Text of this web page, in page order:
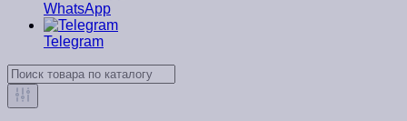
WhatsApp
Telegram